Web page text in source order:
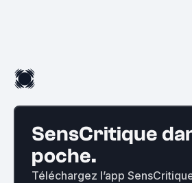
SensCritique
poche.
Téléchargez l’app